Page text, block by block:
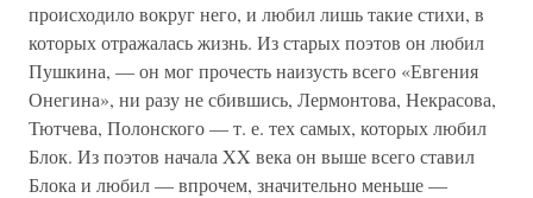
происходило вокруг него, и любил лишь такие стихи, в
которых отражалась жизнь. Из старых поэтов он любил
Пушкина, — он мог прочесть наизусть всего «Евгения
Онегина», ни разу не сбившись, Лермонтова, Некрасова,
Тютчева, Полонского — т. е. тех самых, которых любил
Блок. Из поэтов начала XX века он выше всего ставил
Блока и любил — впрочем, значительно меньше —